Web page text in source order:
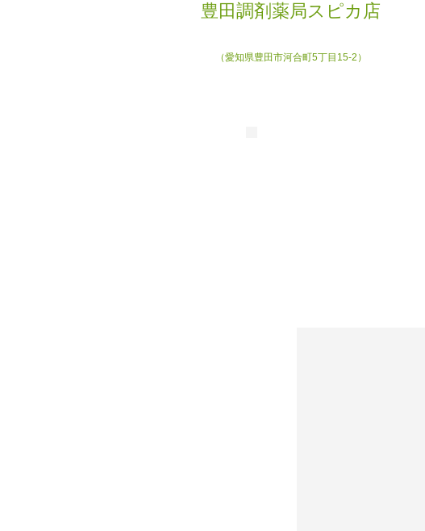
豊田調剤薬局スピカ店
（愛知県豊田市河合町5丁目15-2）